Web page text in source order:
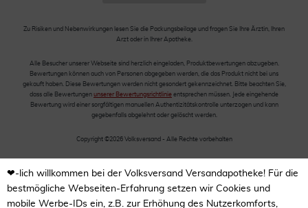
Zu Risiken und Nebenwirkungen lesen Sie die Packungsbeilage und fragen Sie Ihre Ärztin, Ihren
Arzt oder in Ihrer Apotheke.
Alle Besucher unserer Webseite sind herzlich eingeladen, Produktbewertungen abzugeben.
Bewertungen können auch von Personen abgegeben werden, die das Produkt nicht bei uns
gekauft haben. Diese Bewertungen werden nicht gesondert gekennzeichnet. Bitte beachten Sie,
dass alle Bewertungen unserer Bewertungsrichtlinie entsprechen müssen. Jede eingehende
Bewertung wird einer sorgfältigen manuellen Authentizitätskontrolle unterzogen und kann
gegebenfalls abgelehnt oder gelöscht werden.
Copyright ©2026 Volksversand - Alle Rechte vorbehalten
❤-lich willkommen bei der Volksversand Versandapotheke! Für die
bestmögliche Webseiten-Erfahrung setzen wir Cookies und
mobile Werbe-IDs ein, z.B. zur Erhöhung des Nutzerkomforts,